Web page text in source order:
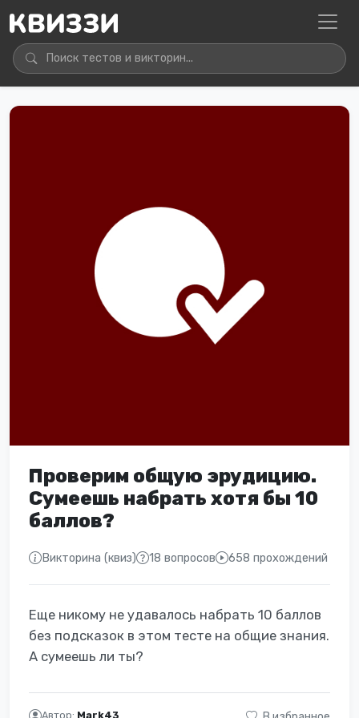
Проверим общую эрудицию.
Сумеешь набрать хотя бы 10
баллов?
Викторина (квиз) 18 вопросов 658 прохождений
Еще никому не удавалось набрать 10 баллов
без подсказок в этом тесте на общие знания.
А сумеешь ли ты?
Автор: Mark43